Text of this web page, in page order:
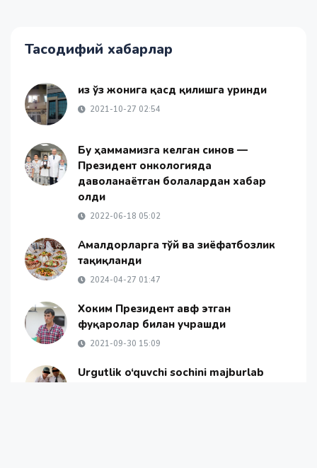
Тасодифий хабарлар
Қиз ўз жонига қасд қилишга уринди
2021-10-27 02:54
Бу ҳаммамизга келган синов —
Президент онкологияда
даволанаётган болалардан хабар
олди
2022-06-18 05:02
Амалдорларга тўй ва зиёфатбозлик
тақиқланди
2024-04-27 01:47
Хоким Президент авф этган
фуқаролар билан учрашди
2021-09-30 15:09
Urgutlik o‘quvchi sochini majburlab